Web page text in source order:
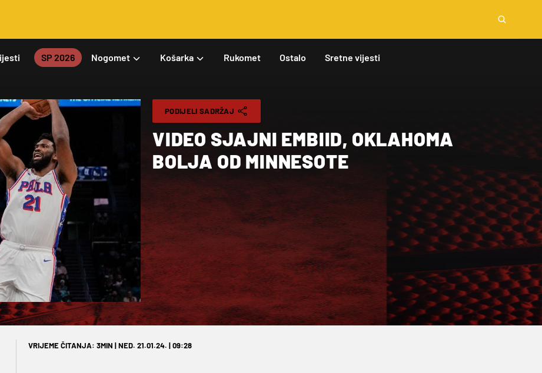
SP 2026 Nogomet Košarka Rukomet Ostalo Sretne vijesti
PODIJELI SADRŽAJ
VIDEO SJAJNI EMBIID, OKLAHOMA
BOLJA OD MINNESOTE
VRIJEME ČITANJA: 3MIN | NED. 21.01.24. | 09:28